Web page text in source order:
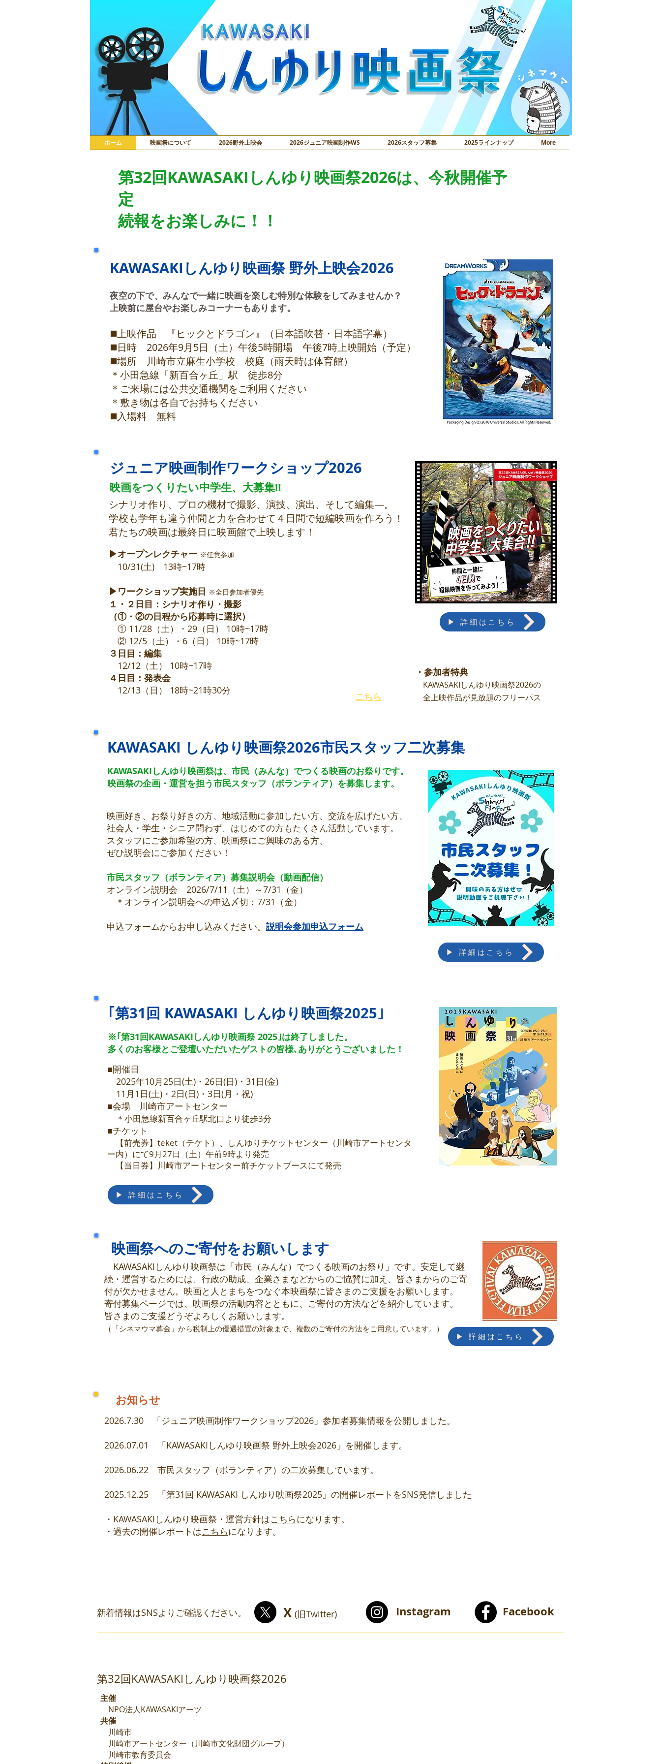
ホーム 映画祭について 2026野外上映会 2026ジュニア映画制作WS 2026スタッフ募集 2025ラインナップ More
KAWASAKIしんゆり映画祭 野外上映会2026
◼️上映作品 『ヒックとドラゴン』（日本語吹替・日本語字幕）
◼️日時 2026年9月5日（土）午後5時開場 午後7時上映開始（予定）
◼️場所 川崎市立麻生小学校 校庭（雨天時は体育館）
＊小田急線「新百合ヶ丘」駅 徒歩8分
＊ご来場には公共交通機関をご利用ください​​
＊敷き物は各自でお持ちください
◼️入場料 無料
​夜空の下で、みんなで一緒に映画を楽しむ特別な体験をしてみませんか？
上映前に屋台やお楽しみコーナーもあります。
新着情報はSNSよりご確認ください。 X (旧Twitter) Facebook
Instagram
ジュニア映画制作ワークショップ2026
▶オープンレクチャー ※任意参加
10/31(土) 13時~17時
▶ワークショップ実施日 ※全日参加者優先
１・２日目：シナリオ作り・撮影
（①・②の日程から応募時に選択）
① 11/28（土）・29（日） 10時~17時
② 12/5（土）・6（日） 10時~17時
３日目：編集
12/12（土） 10時~17時
４日目：発表会
12/13（日） 18時~21時30分
映画をつくりたい中学生、大募集‼
​​シナリオ作り、プロの機材で撮影、演技、演出、そして編集—。
学校も学年も違う仲間と力を合わせて４日間で短編映画を作ろう！
​君たちの映画は最終日に映画館で上映します！
こちら
▶ 詳細はこちら
・参加者特典
KAWASAKIしんゆり映画祭2026の
全上映作品が見放題のフリーパス
​第32回KAWASAKIしんゆり映画祭2026
主催
NPO法人KAWASAKIアーツ
共催
川崎市
川崎市アートセンター（川崎市文化財団グループ）
川崎市教育委員会
｢第31回 KAWASAKI しんゆり映画祭2025｣
■開催日
2025年10月25日(土)・26日(日)・31日(金)
11月1日(土)・2日(日)・3日(月・祝)
■会場 川崎市アートセンター
＊小田急線新百合ヶ丘駅北口より徒歩3分
■チケット
【前売券】teket（テケト）、しんゆりチケットセンター（川崎市アートセンタ
ー内）にて9月27日（土）午前9時より発売
​ 【当日券】川崎市アートセンター前チケットブースにて発売
▶ 詳細はこちら
※｢第31回KAWASAKIしんゆり映画祭 2025｣は終了しました。
多くのお客様とご登壇いただいたゲストの皆様､ありがとうございました！
お知らせ
2026.7.30 「ジュニア映画制作ワークショップ2026」参加者募集情報を公開しました。
2026.07.01 「KAWASAKIしんゆり映画祭 野外上映会2026」を開催します。
2026.06.22 市民スタッフ（ボランティア）の二次募集しています。
2025.12.25 「第31回 KAWASAKI しんゆり映画祭2025」の開催レポートをSNS発信しました
・KAWASAKIしんゆり映画祭・運営方針はこちらになります。
・過去の開催レポートはこちらになります。
KAWASAKI しんゆり映画祭2026市民スタッフ二次募集
映画好き、お祭り好きの方、地域活動に参加したい方、交流を広げたい方、
社会人・学生・シニア問わず、はじめての方もたくさん活動しています。
スタッフにご参加希望の方、映画祭にご興味のある方、
ぜひ説明会にご参加ください！
市民スタッフ（ボランティア）募集説明会（動画配信）
オンライン説明会 2026/7/11（土）～7/31（金）
＊オンライン説明会への申込〆切：7/31（金）
申込フォームからお申し込みください。 説明会参加申込フォーム
▶ 詳細はこちら
KAWASAKIしんゆり映画祭は、市民（みんな）でつくる映画のお祭りです。
映画祭の企画・運営を担う市民スタッフ（ボランティア）を募集します。
第32回KAWASAKIしんゆり映画祭2026は、今秋開催予
定
​続報をお楽しみに！！
映画祭へのご寄付をお願いします
KAWASAKIしんゆり映画祭は「市民（みんな）でつくる映画のお祭り」です。安定して継
続・運営するためには、行政の助成、企業さまなどからのご協賛に加え、皆さまからのご寄
付が欠かせません。映画と人とまちをつなぐ本映画祭に皆さまのご支援をお願いします。
寄付募集ページでは、映画祭の活動内容とともに、ご寄付の方法などを紹介しています。
皆さまのご支援どうぞよろしくお願いします。
（「シネマウマ募金」から税制上の優遇措置の対象まで、複数のご寄付の方法をご用意しています。）
▶ 詳細はこちら